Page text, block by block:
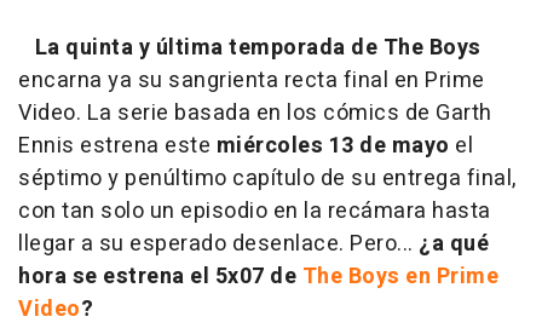
La quinta y última temporada de The Boys
encarna ya su sangrienta recta final en Prime
Video. La serie basada en los cómics de Garth
Ennis estrena este miércoles 13 de mayo el
séptimo y penúltimo capítulo de su entrega final,
con tan solo un episodio en la recámara hasta
llegar a su esperado desenlace. Pero... ¿a qué
hora se estrena el 5x07 de The Boys en Prime
Video?